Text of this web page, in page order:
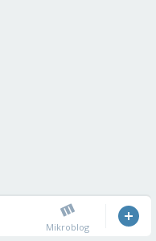
Mikroblog